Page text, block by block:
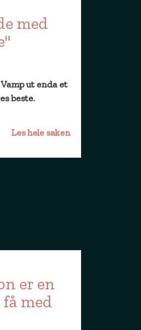
med
ut enda et
beste.
Les hele saken
er en
med